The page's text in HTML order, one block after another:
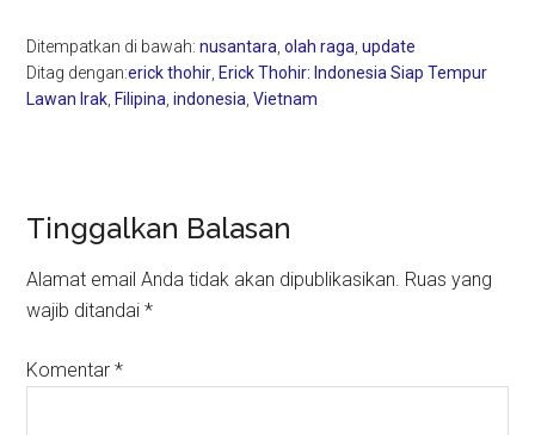
Ditempatkan di bawah:nusantara ,olah raga ,update
Ditag dengan:erick thohir Erick Thohir: Indonesia Siap Tempur
Lawan Irak Filipina ,indonesia ,Vietnam
Reader
Interactions
Tinggalkan Balasan
Alamat email Anda tidak akan dipublikasikan. Ruas yang
wajib ditandai*
Komentar*